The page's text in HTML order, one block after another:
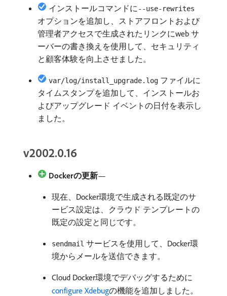
インストールコマンドに--use-rewrites
オプションを追加し、ストアフロントおよび
管理者アクセスで生成されたリンクにweb サ
ーバーの書き換えを使用して、セキュリティ
と顧客体験を向上させました。
var/log/install_upgrade.log ファイルに
タイムスタンプを追加して、インストールお
よびアップグレード イベントの日付を表示し
ました。
v2002.0.16
Dockerの更新—
現在、Docker環境で生成される既定のサ
ービス設定は、クラウド テンプレートの
既定の設定と同じです。
sendmail サービスを使用して、Docker環
境からメールを送信できます。
Cloud Docker環境でデバッグするために
configure Xdebugの機能を追加しました。